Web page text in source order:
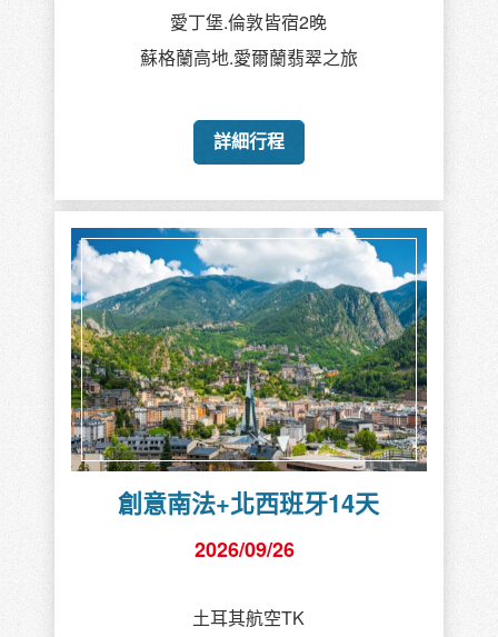
愛丁堡.倫敦皆宿2晚
蘇格蘭高地.愛爾蘭翡翠之旅
詳細行程
創意南法+北西班牙14天
2026/09/26
土耳其航空TK